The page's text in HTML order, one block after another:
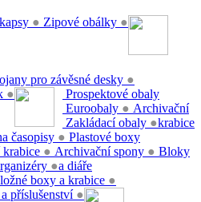
● Zipové obálky ●
pro závěsné desky ●
●
Prospektové obaly
Euroobaly ●
Zakládací obaly ●
Archivační
krabice
časopisy ●
krabice ● Archivační spony ●
Plastové boxy
●
boxy a krabice ●
příslušenství ●
Bloky
a diáře